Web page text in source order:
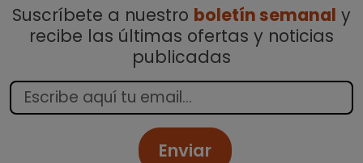
Suscríbete a nuestro boletín semanal y
recibe las últimas ofertas y noticias
publicadas
Enviar